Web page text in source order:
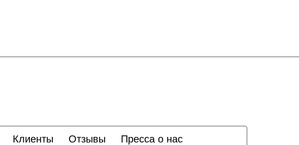
Клиенты Отзывы Пресса о нас